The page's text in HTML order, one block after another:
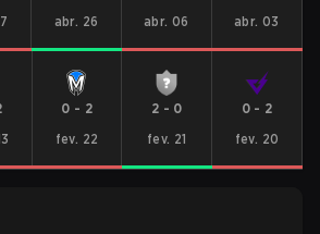
abr. 26
abr. 06
abr. 03
0 - 2
fev. 22
2 - 0
fev. 21
0- 2
fev. 20